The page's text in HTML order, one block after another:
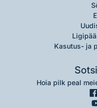
Kasutus- ja
Hoia pilk peal